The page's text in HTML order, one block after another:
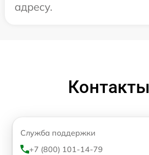
адресу.
Контакты
Служба поддержки
+7 (800) 101-14-79